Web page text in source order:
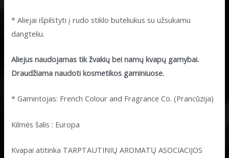
* Aliejai išpilstyti į rudo stiklo buteliukus su užsukamu
dangteliu.
Aliejus naudojamas tik žvakių bei namų kvapų gamybai.
Draudžiama naudoti kosmetikos gaminiuose.
* Gamintojas: French Colour and Fragrance Co. (Prancūzija)
Kilmės šalis : Europa
Kvapai atitinka TARPTAUTINIŲ AROMATŲ ASOCIACIJOS